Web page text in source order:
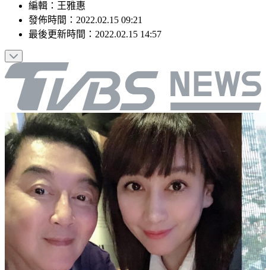
編輯 ： 王雅惠
發佈時間： 2022.02.15 09:21
最後更新時間： 2022.02.15 14:57